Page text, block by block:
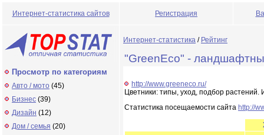
Интернет-статистика сайтов Регистрация
Просмотр по категориям
Авто / мото (45)
Бизнес (39)
Дизайн (12)
Дом / семья (20)
Интернет-статистика / Рейтинг
"GreenEco" -
http://www.greeneco.ru/
Цветники: типы, уход, подбор
Статистика посещаемости сайта http://